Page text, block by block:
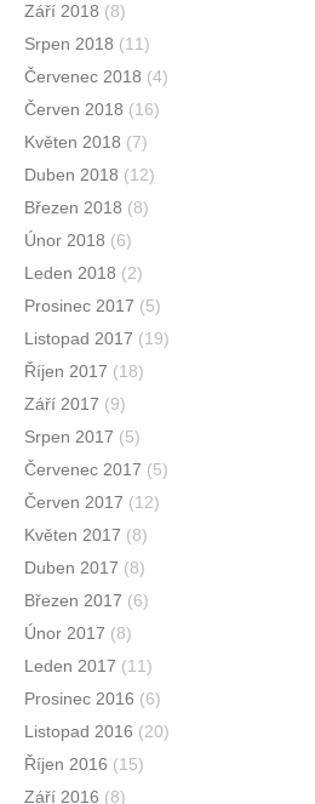
Září 2018 (8)
Srpen 2018 (11)
Červenec 2018 (4)
Červen 2018 (16)
Květen 2018 (7)
Duben 2018 (12)
Březen 2018 (8)
Únor 2018 (6)
Leden 2018 (2)
Prosinec 2017 (5)
Listopad 2017 (19)
Říjen 2017 (18)
Září 2017 (9)
Srpen 2017 (5)
Červenec 2017 (5)
Červen 2017 (12)
Květen 2017 (8)
Duben 2017 (8)
Březen 2017 (6)
Únor 2017 (8)
Leden 2017 (11)
Prosinec 2016 (6)
Listopad 2016 (20)
Říjen 2016 (15)
Září 2016 (8)